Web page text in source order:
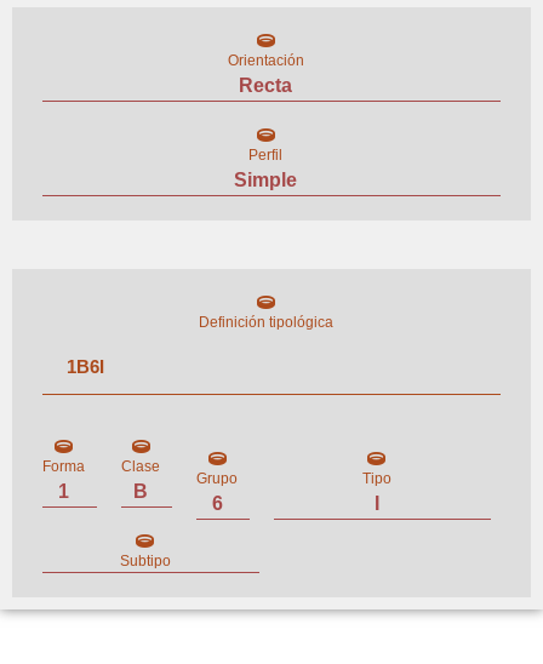
Orientación
Recta
Perfil
Simple
Definición tipológica
1B6I
Forma
1
Clase
B
Grupo
6
Tipo
Subtipo